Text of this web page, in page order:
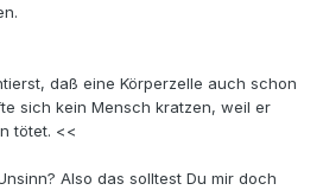
daß eine Körperzelle auch schon
sich kein Mensch kratzen, weil er
tötet. <<
Also das solltest Du mir doch